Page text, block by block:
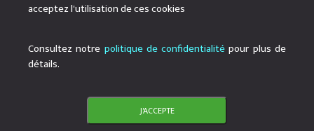
© 2020 Telwan Babaweb
acceptez l'utilisation de ces cookies
Consultez notre politique de confidentialité pour plus de
détails.
J'ACCEPTE